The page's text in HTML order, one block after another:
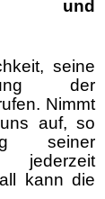
und
seine
der
Nimmt
auf, so
seiner
jederzeit
kann die